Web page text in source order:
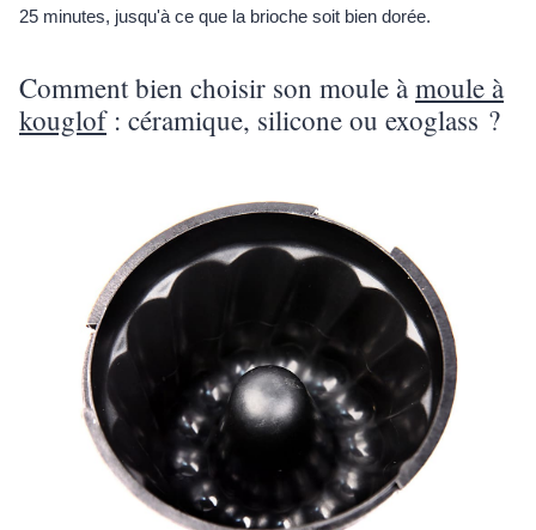
25 minutes, jusqu'à ce que la brioche soit bien dorée.
Comment bien choisir son moule àmoule à
kouglof: céramique, silicone ou exoglass ?